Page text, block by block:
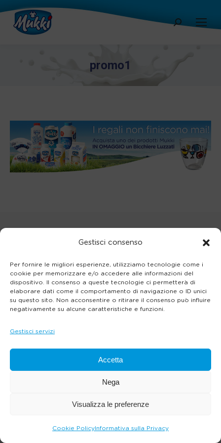
Gestisci consenso
Per fornire le migliori esperienze, utilizziamo tecnologie come i
cookie per memorizzare e/o accedere alle informazioni del
dispositivo. Il consenso a queste tecnologie ci permetterà di
elaborare dati come il comportamento di navigazione o ID unici
su questo sito. Non acconsentire o ritirare il consenso può influire
negativamente su alcune caratteristiche e funzioni.
Gestisci servizi
Accetta
Nega
Visualizza le preferenze
Cookie PolicyInformativa sulla Privacy
Cerca:
promo1